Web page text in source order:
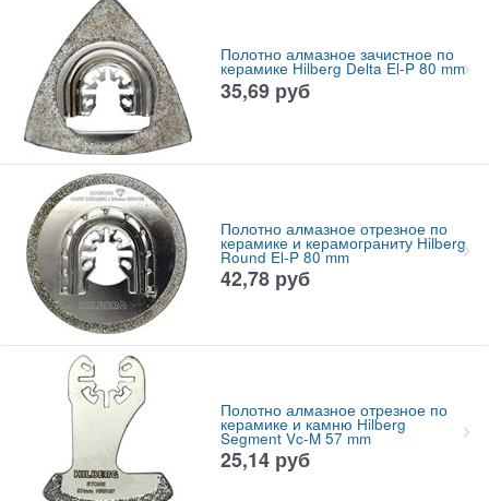
Полотно алмазное зачистное по
керамике Hilberg Delta El-P 80 mm
35,69 руб
Полотно алмазное отрезное по
керамике и керамограниту Hilberg
Round El-P 80 mm
42,78 руб
Полотно алмазное отрезное по
керамике и камню Hilberg
Segment Vc-M 57 mm
25,14 руб